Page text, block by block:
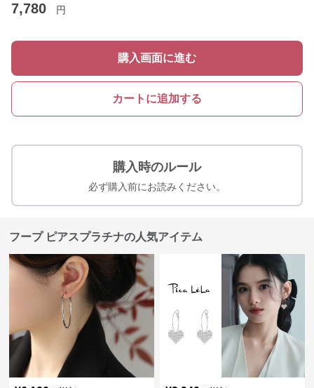
7,780 円
購入画面に進む
カートに追加する
購入時のルール
必ず購入前にお読みください。
フープ ピアスプラチナの人気アイテム